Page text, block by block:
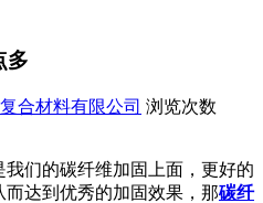
多
合材料有限公司 浏览次数
们的碳纤维加固上面，更好的
达到优秀的加固效果，那碳纤